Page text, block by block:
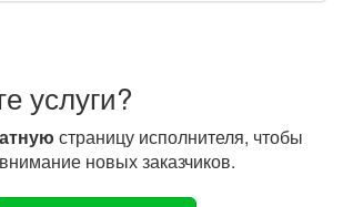
услуги?
страницу исполнителя, чтобы
новых заказчиков.